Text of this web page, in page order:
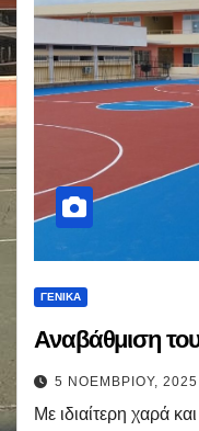
ΓΕΝΙΚΆ
Αναβάθμιση
5 ΝΟΕΜΒΡΊΟΥ, 2025
Με ιδιαίτερη χαρά